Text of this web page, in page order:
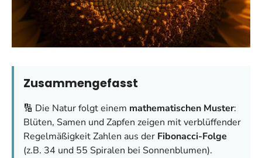
Zusammengefasst
🔢 Die Natur folgt einem mathematischen Muster:
Blüten, Samen und Zapfen zeigen mit verblüffender
Regelmäßigkeit Zahlen aus der Fibonacci-Folge
(z.B. 34 und 55 Spiralen bei Sonnenblumen).